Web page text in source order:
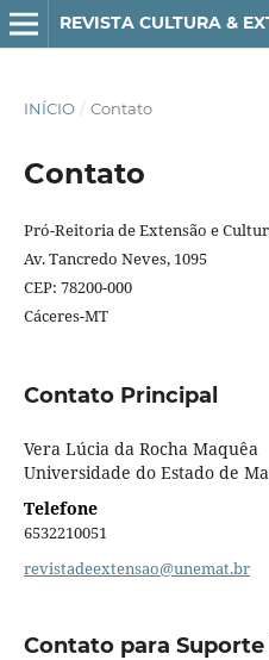
REVISTA CULTURA &
INÍCIO / Contato
Contato
Pró-Reitoria de Extensão e
Av. Tancredo Neves, 1095
CEP: 78200-000
Cáceres-MT
Contato Principal
Vera Lúcia da Rocha Maquêa
Universidade do Estado de
Telefone
6532210051
revistadeextensao@unemat.br
Contato para Suporte